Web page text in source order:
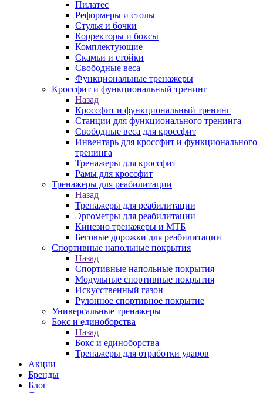
Пилатес
Реформеры и столы
Стулья и бочки
Корректоры и боксы
Комплектующие
Скамьи и стойки
Свободные веса
Функциональные тренажеры
Кроссфит и функциональный тренинг
Назад
Кроссфит и функциональный тренинг
Станции для функционального тренинга
Свободные веса для кроссфит
Инвентарь для кроссфит и функционального
тренинга
Тренажеры для кроссфит
Рамы для кроссфит
Тренажеры для реабилитации
Назад
Тренажеры для реабилитации
Эргометры для реабилитации
Кинезио тренажеры и МТБ
Беговые дорожки для реабилитации
Спортивные напольные покрытия
Назад
Спортивные напольные покрытия
Модульные спортивные покрытия
Искусственный газон
Рулонное спортивное покрытие
Универсальные тренажеры
Бокс и единоборства
Назад
Бокс и единоборства
Тренажеры для отработки ударов
Акции
Бренды
Блог